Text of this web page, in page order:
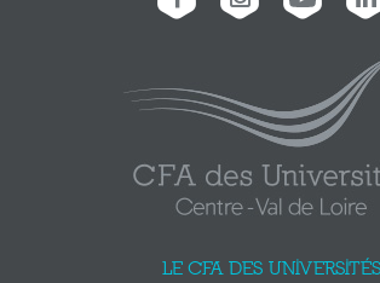
LE CFA DES UNIVERSITÉS